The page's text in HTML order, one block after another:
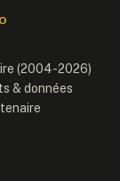
(2004-2026)
& données